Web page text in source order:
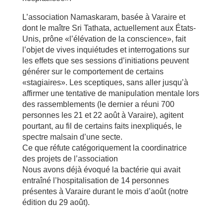
L’association Namaskaram, basée à Varaire et
dont le maître Sri Tathata, actuellement aux États-
Unis, prône «l’élévation de la conscience», fait
l’objet de vives inquiétudes et interrogations sur
les effets que ses sessions d’initiations peuvent
générer sur le comportement de certains
«stagiaires». Les sceptiques, sans aller jusqu’à
affirmer une tentative de manipulation mentale lors
des rassemblements (le dernier a réuni 700
personnes les 21 et 22 août à Varaire), agitent
pourtant, au fil de certains faits inexpliqués, le
spectre malsain d’une secte.
Ce que réfute catégoriquement la coordinatrice
des projets de l’association
Nous avons déjà évoqué la bactérie qui avait
entraîné l’hospitalisation de 14 personnes
présentes à Varaire durant le mois d’août (notre
édition du 29 août).